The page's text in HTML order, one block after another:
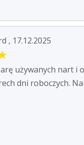
, 17.12.2025
używanych nart i
dni roboczych.